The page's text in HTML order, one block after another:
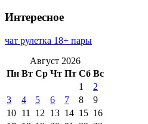
Интересное
чат рулетка 18+ пары
Август 2026
Пн Вт Ср Чт Пт Сб Вс
1
2
3
4 5 6 7 8
9
10 11 12 13 14 15 16